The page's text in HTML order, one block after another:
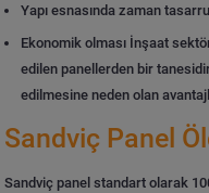
Yapı esnasında zaman
Ekonomik olması İnşaat
edilen panellerden bir
edilmesine neden olan
Sandviç Panel
Sandviç panel standart olarak